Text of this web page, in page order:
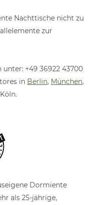
Nachttische nicht zu
zur
unter: +49 36922 43700
in Berlin, München,
Dormiente
als 25-jährige,